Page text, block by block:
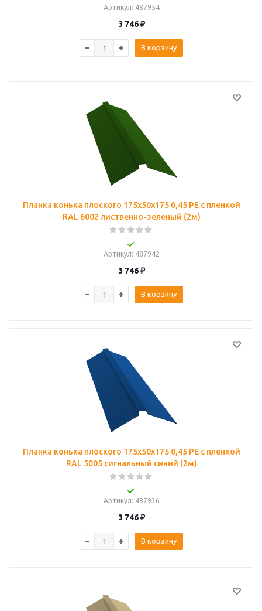
Артикул: 487954
3 746₽
В корзину
Планка конька плоского 175х50х175 0,45 PE с пленкой
RAL 6002 лиственно-зеленый (2м)
Артикул: 487942
3 746₽
В корзину
Планка конька плоского 175х50х175 0,45 PE с пленкой
RAL 5005 сигнальный синий (2м)
Артикул: 487936
3 746₽
В корзину